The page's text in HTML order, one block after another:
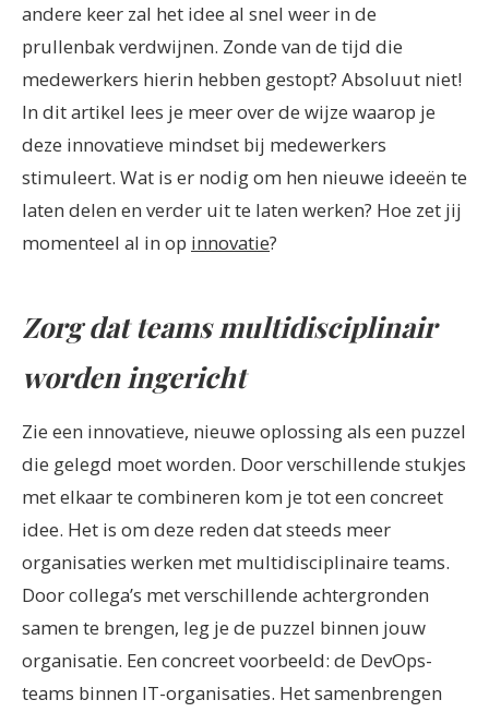
andere keer zal het idee al snel weer in de
prullenbak verdwijnen. Zonde van de tijd die
medewerkers hierin hebben gestopt? Absoluut niet!
In dit artikel lees je meer over de wijze waarop je
deze innovatieve mindset bij medewerkers
stimuleert. Wat is er nodig om hen nieuwe ideeën te
laten delen en verder uit te laten werken? Hoe zet jij
momenteel al in op innovatie?
Zorg dat teams multidisciplinair
worden ingericht
Zie een innovatieve, nieuwe oplossing als een puzzel
die gelegd moet worden. Door verschillende stukjes
met elkaar te combineren kom je tot een concreet
idee. Het is om deze reden dat steeds meer
organisaties werken met multidisciplinaire teams.
Door collega’s met verschillende achtergronden
samen te brengen, leg je de puzzel binnen jouw
organisatie. Een concreet voorbeeld: de DevOps-
teams binnen IT-organisaties. Het samenbrengen